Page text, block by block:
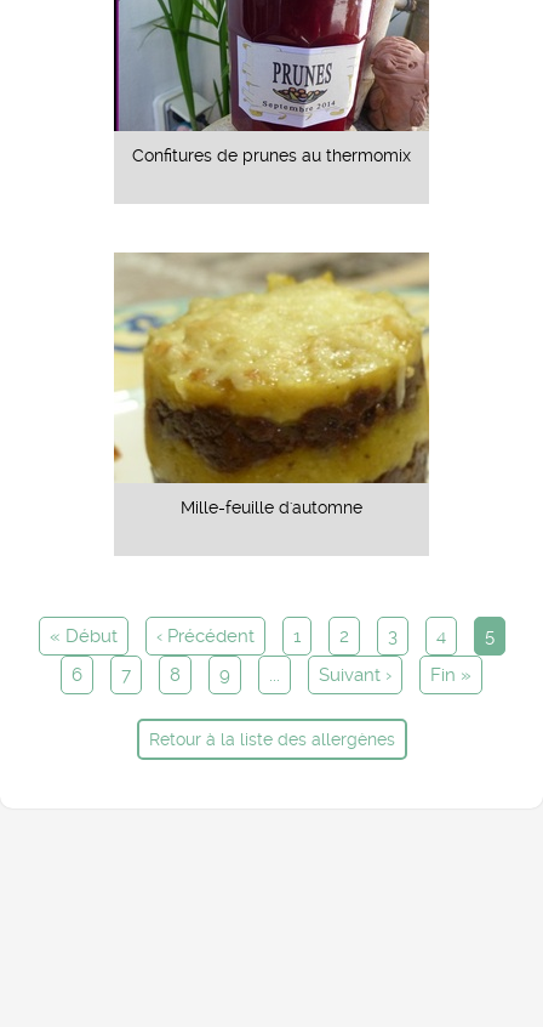
Confitures de prunes au thermomix
Mille-feuille d'automne
« Début ‹ Précédent 1 2 3 4
5
6
7 8 9 ... Suivant › Fin »
Retour à la liste des allergènes